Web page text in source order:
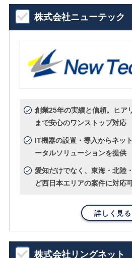
株式会社ニューテック
創業25年の実績と信頼。ヒア
まで安心のワンストップ対応
IT機器の設置・導入からネッ
ータルソリューションを提供
愛知だけでなく、東海・北陸
ど西日本エリアの案件に対応
詳しく見る
株式会社リングネット